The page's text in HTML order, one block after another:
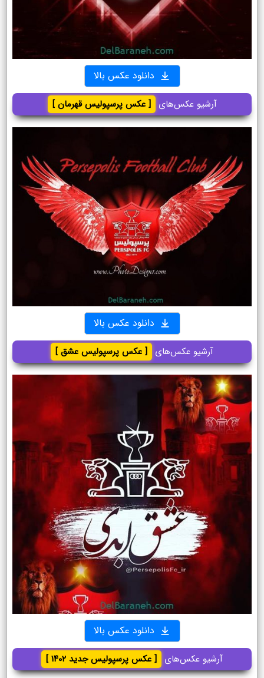
دانلود عکس بالا
آرشیو عکس‌های [ عکس پرسپولیس قهرمان ]
دانلود عکس بالا
آرشیو عکس‌های [ عکس پرسپولیس عشق ]
دانلود عکس بالا
آرشیو عکس‌های [ عکس پرسپولیس جدید ۱۴۰۲ ]